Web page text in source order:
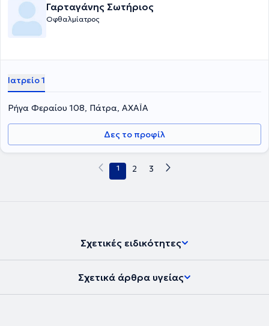
Γαρταγάνης Σωτήριος
Οφθαλμίατρος
Ιατρείο 1
Ρήγα Φεραίου 108, Πάτρα, ΑΧΑΪΑ
Δες το προφίλ
1 2 3
Σχετικές ειδικότητες
Σχετικά άρθρα υγείας